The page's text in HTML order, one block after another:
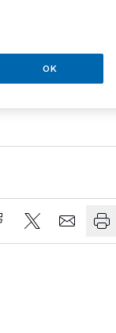
auf ihrer
von der
OK